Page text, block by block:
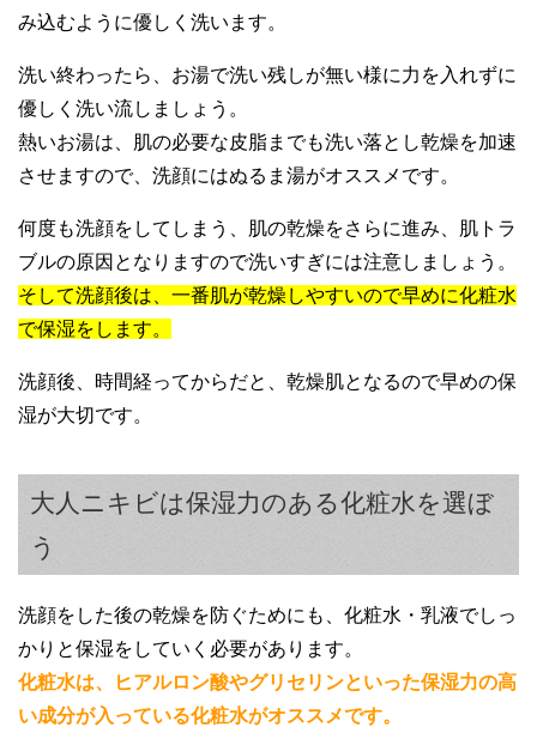
み込むように優しく洗います。
洗い終わったら、お湯で洗い残しが無い様に力を入れずに
優しく洗い流しましょう。
熱いお湯は、肌の必要な皮脂までも洗い落とし乾燥を加速
させますので、洗顔にはぬるま湯がオススメです。
何度も洗顔をしてしまう、肌の乾燥をさらに進み、肌トラ
ブルの原因となりますので洗いすぎには注意しましょう。
そして洗顔後は、一番肌が乾燥しやすいので早めに化粧水
で保湿をします。
洗顔後、時間経ってからだと、乾燥肌となるので早めの保
湿が大切です。
大人ニキビは保湿力のある化粧水を選ぼ
う
洗顔をした後の乾燥を防ぐためにも、化粧水・乳液でしっ
かりと保湿をしていく必要があります。
化粧水は、ヒアルロン酸やグリセリンといった保湿力の高
い成分が入っている化粧水がオススメです。